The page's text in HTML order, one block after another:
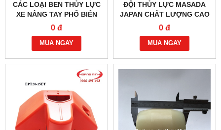
CÁC LOẠI BEN THỦY LỰC
XE NÂNG TAY PHỔ BIẾN
HIỆN NAY
0 đ
MUA NGAY
ĐỘI THỦY LỰC MASADA
JAPAN CHẤT LƯỢNG CAO
0 đ
MUA NGAY